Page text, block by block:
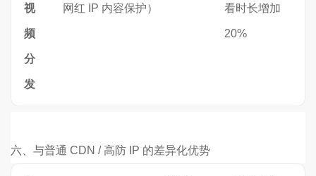
视
频
分
发
网红 IP 内容保护） 看时长增加
20%
六、 与普通 CDN / 高防 IP 的差异化优势